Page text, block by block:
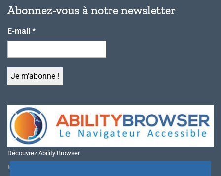
Abonnez-vous à notre newsletter
E-mail *
Découvrez Ability Browser
Installer Ability Browser sur Windows